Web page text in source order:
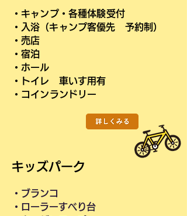
・キャンプ・各種体験受付
​・入浴（キャンプ客優先 予約制）
・売店
・宿泊
・ホール
・トイレ
車いす用有
・コインランドリー
キッズパーク
・ブランコ
・ローラーすべり台